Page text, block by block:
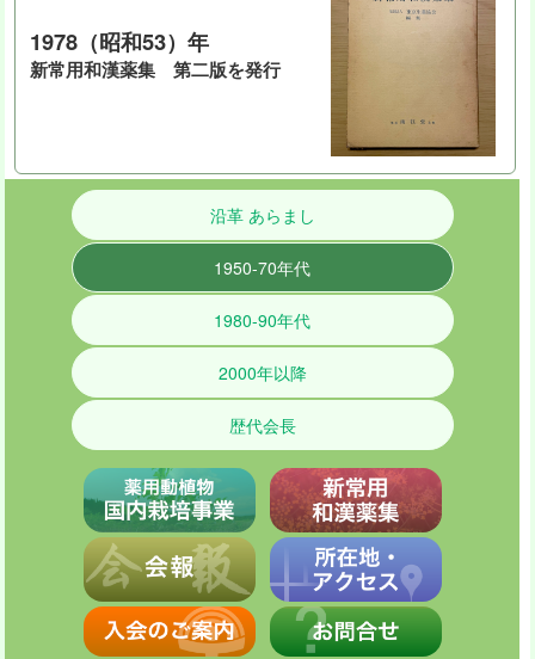
1978（昭和53）年
新常用和漢薬集 第二版を発行
沿革 あらまし
1950-70年代
1980-90年代
2000年以降
歴代会長